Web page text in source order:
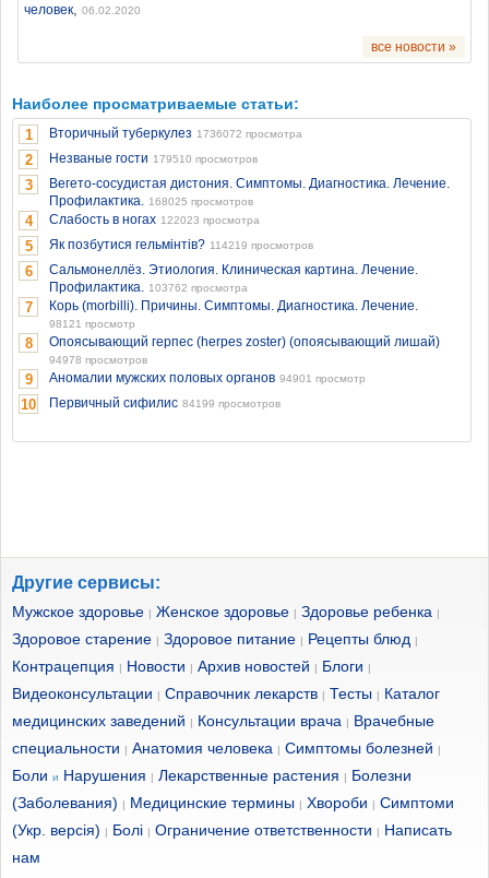
человек, 06.02.2020
все новости »
Наиболее просматриваемые статьи:
1 Вторичный туберкулез 1736072 просмотра
2 Незваные гости 179510 просмотров
3
Вегето-сосудистая дистония. Симптомы. Диагностика. Лечение.
Профилактика. 168025 просмотров
4 Слабость в ногах 122023 просмотра
5 Як позбутися гельмінтів? 114219 просмотров
6
Сальмонеллёз. Этиология. Клиническая картина. Лечение.
Профилактика. 103762 просмотра
7 Корь (morbilli). Причины. Симптомы. Диагностика. Лечение.
98121 просмотр
8 Опоясывающий герпес (herpes zoster) (опоясывающий лишай)
94978 просмотров
9 Аномалии мужских половых органов 94901 просмотр
10 Первичный сифилис 84199 просмотров
Другие сервисы:
Мужское здоровье | Женское здоровье | Здоровье ребенка |
Здоровое старение | Здоровое питание | Рецепты блюд |
Контрацепция | Новости | Архив новостей | Блоги |
Видеоконсультации | Справочник лекарств | Тесты | Каталог
медицинских заведений | Консультации врача | Врачебные
специальности | Анатомия человека | Симптомы болезней |
Боли и Нарушения | Лекарственные растения | Болезни
(Заболевания) | Медицинские термины | Хвороби | Симптоми
(Укр. версія) | Болі | Ограничение ответственности | Написать
нам